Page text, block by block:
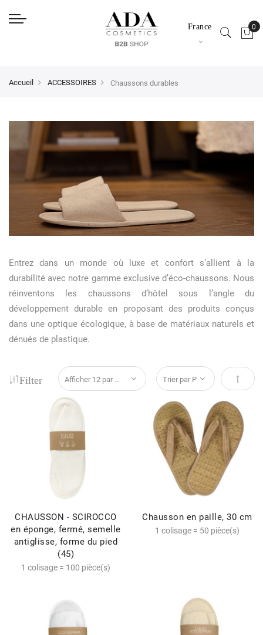
France
Accueil ACCESSOIRES Chaussons durables
Entrez dans un monde où luxe et confort s’allient à la
durabilité avec notre gamme exclusive d’éco-chaussons. Nous
réinventons les chaussons d’hôtel sous l’angle du
développement durable en proposant des produits conçus
dans une optique écologique, à base de matériaux naturels et
dénués de plastique.
Filter Par
CHAUSSON - SCIROCCO
en éponge, fermé, semelle
antiglisse, forme du pied
(45)
1 colisage = 100 pièce(s)
Chausson en paille, 30 cm
1 colisage = 50 pièce(s)